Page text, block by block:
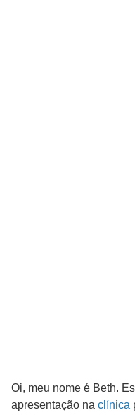
Oi, meu nome é Beth.
apresentação na clínica